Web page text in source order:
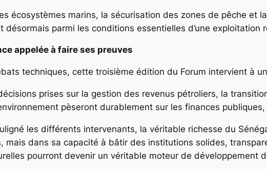
écosystèmes marins, la sécurisation des zones de pêche et
désormais parmi les conditions essentielles d’une exploitation
appelée à faire ses preuves
techniques, cette troisième édition du Forum intervient à
prises sur la gestion des revenus pétroliers, la
pèseront durablement sur les finances
les différents intervenants, la véritable richesse du
mais dans sa capacité à bâtir des institutions solides,
pourront devenir un véritable moteur de développement